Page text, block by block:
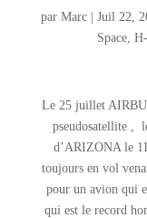
par Marc| Juil 22,
Space,
Le 25 juillet
pseudosatellite ,
d’ARIZONA le
toujours en vol
pour un avion qui
qui est le record